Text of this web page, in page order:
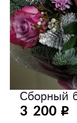
Сборный
3 200